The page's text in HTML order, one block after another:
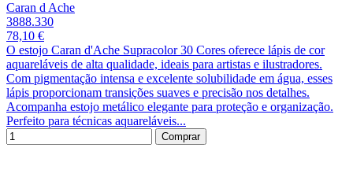
Caran d Ache
3888.330
78,10 €
O estojo Caran d'Ache Supracolor 30 Cores oferece lápis de cor
aquareláveis de alta qualidade, ideais para artistas e ilustradores.
Com pigmentação intensa e excelente solubilidade em água, esses
lápis proporcionam transições suaves e precisão nos detalhes.
Acompanha estojo metálico elegante para proteção e organização.
Perfeito para técnicas aquareláveis...
Comprar